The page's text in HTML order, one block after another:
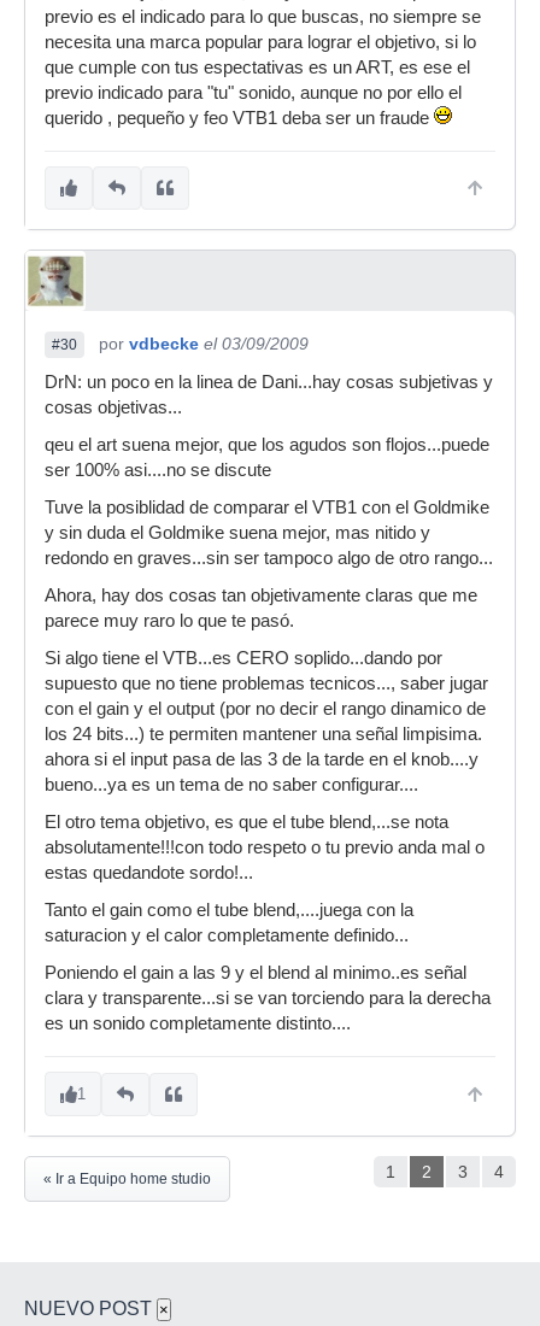
previo es el indicado para lo que buscas, no siempre se
necesita una marca popular para lograr el objetivo, si lo
que cumple con tus espectativas es un ART, es ese el
previo indicado para "tu" sonido, aunque no por ello el
querido , pequeño y feo VTB1 deba ser un fraude
#30 por vdbecke el 03/09/2009
DrN: un poco en la linea de Dani...hay cosas subjetivas y
cosas objetivas...
qeu el art suena mejor, que los agudos son flojos...puede
ser 100% asi....no se discute
Tuve la posiblidad de comparar el VTB1 con el Goldmike
y sin duda el Goldmike suena mejor, mas nitido y
redondo en graves...sin ser tampoco algo de otro rango...
Ahora, hay dos cosas tan objetivamente claras que me
parece muy raro lo que te pasó.
Si algo tiene el VTB...es CERO soplido...dando por
supuesto que no tiene problemas tecnicos..., saber jugar
con el gain y el output (por no decir el rango dinamico de
los 24 bits...) te permiten mantener una señal limpisima.
ahora si el input pasa de las 3 de la tarde en el knob....y
bueno...ya es un tema de no saber configurar....
El otro tema objetivo, es que el tube blend,...se nota
absolutamente!!!con todo respeto o tu previo anda mal o
estas quedandote sordo!...
Tanto el gain como el tube blend,....juega con la
saturacion y el calor completamente definido...
Poniendo el gain a las 9 y el blend al minimo..es señal
clara y transparente...si se van torciendo para la derecha
es un sonido completamente distinto....
1
1 2 3 4
« Ir a Equipo home studio
NUEVO POST ×